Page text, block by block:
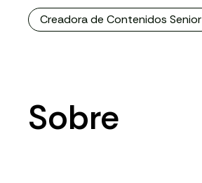
Creadora de Contenidos Senior
Sobre